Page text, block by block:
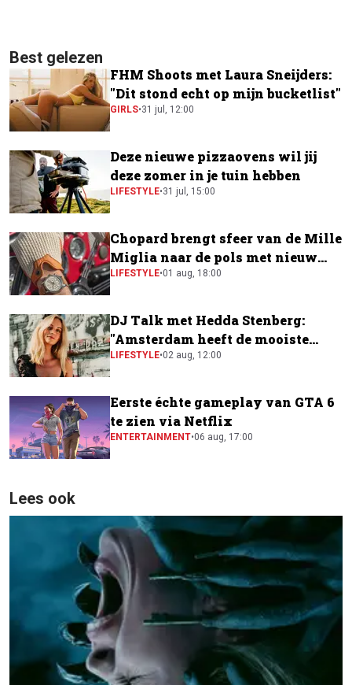
Best gelezen
FHM Shoots met Laura Sneijders:
"Dit stond echt op mijn bucketlist"
GIRLS•31 jul, 12:00
Deze nieuwe pizzaovens wil jij
deze zomer in je tuin hebben
LIFESTYLE•31 jul, 15:00
Chopard brengt sfeer van de Mille
Miglia naar de pols met nieuw
horloge
LIFESTYLE•01 aug, 18:00
DJ Talk met Hedda Stenberg:
"Amsterdam heeft de mooiste
festivalscene van Europa"
LIFESTYLE•02 aug, 12:00
Eerste échte gameplay van GTA 6
te zien via Netflix
ENTERTAINMENT•06 aug, 17:00
Lees ook